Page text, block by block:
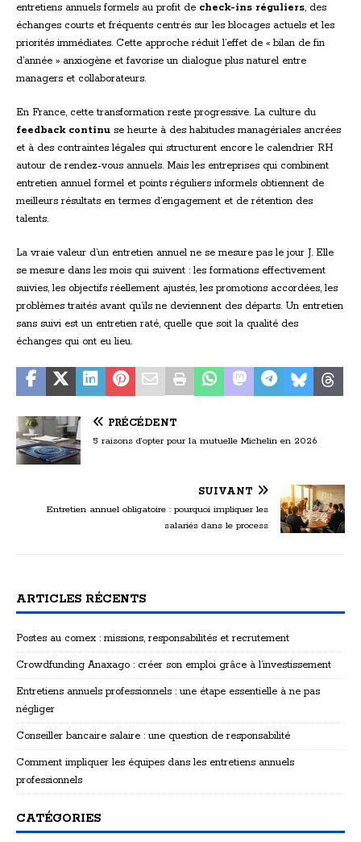
entretiens annuels formels au profit de check-ins réguliers, des
échanges courts et fréquents centrés sur les blocages actuels et les
priorités immédiates. Cette approche réduit l’effet de « bilan de fin
d’année » anxiogène et favorise un dialogue plus naturel entre
managers et collaborateurs.
En France, cette transformation reste progressive. La culture du
feedback continu se heurte à des habitudes managériales ancrées
et à des contraintes légales qui structurent encore le calendrier RH
autour de rendez-vous annuels. Mais les entreprises qui combinent
entretien annuel formel et points réguliers informels obtiennent de
meilleurs résultats en termes d’engagement et de rétention des
talents.
La vraie valeur d’un entretien annuel ne se mesure pas le jour J. Elle
se mesure dans les mois qui suivent : les formations effectivement
suivies, les objectifs réellement ajustés, les promotions accordées, les
problèmes traités avant qu’ils ne deviennent des départs. Un entretien
sans suivi est un entretien raté, quelle que soit la qualité des
échanges qui ont eu lieu.
PRÉCÉDENT
5 raisons d’opter pour la mutuelle Michelin en 2026
SUIVANT
Entretien annuel obligatoire : pourquoi impliquer les
salariés dans le process
ARTICLES RÉCENTS
Postes au comex : missions, responsabilités et recrutement
Crowdfunding Anaxago : créer son emploi grâce à l’investissement
Entretiens annuels professionnels : une étape essentielle à ne pas
négliger
Conseiller bancaire salaire : une question de responsabilité
Comment impliquer les équipes dans les entretiens annuels
professionnels
CATÉGORIES